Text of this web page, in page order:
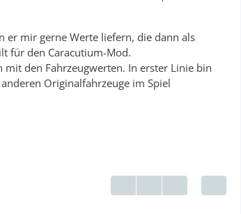
er mir gerne Werte liefern, die dann als
für den Caracutium-Mod.
mit den Fahrzeugwerten. In erster Linie bin
Originalfahrzeuge im Spiel